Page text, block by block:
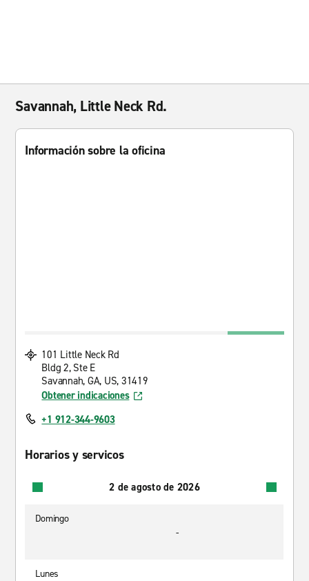
Savannah, Little Neck Rd.
Información sobre la oficina
101 Little Neck Rd
Bldg 2, Ste E
Savannah, GA, US, 31419
Obtener indicaciones
+1 912-344-9603
Horarios y servicos
2 de agosto de 2026
Domingo
-
Lunes